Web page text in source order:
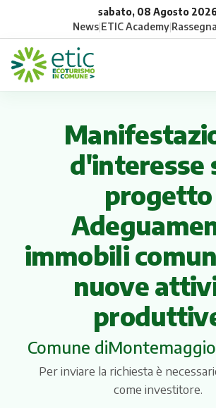
sabato, 08 Agosto
News|ETIC Academy|
Opportunità
Gruppi
d'interesse
progetto
immobili
nuove
Comune
Per inviare la richiesta è
come investitore.